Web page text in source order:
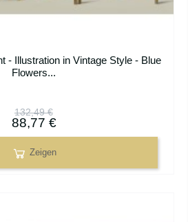
- Illustration in Vintage Style - Blue
Flowers...
132,49 €
88,77 €
Zeigen